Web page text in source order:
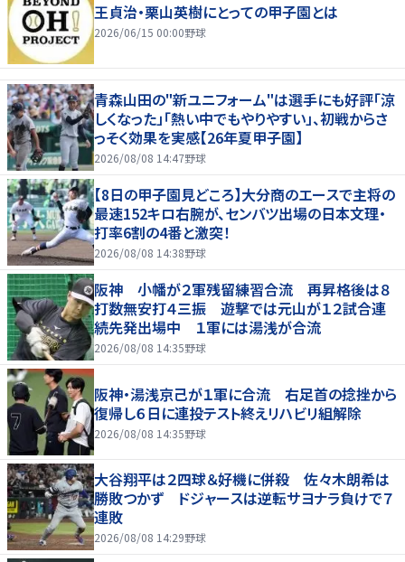
王貞治・栗山英樹にとっての甲子園とは
2026/06/15 00:00野球
青森山田の"新ユニフォーム"は選手にも好評「涼
しくなった」「熱い中でもやりやすい」、初戦からさ
っそく効果を実感【26年夏甲子園】
2026/08/08 14:47野球
【8日の甲子園見どころ】大分商のエースで主将の
最速152キロ右腕が、センバツ出場の日本文理・
打率6割の4番と激突！
2026/08/08 14:38野球
阪神 小幡が２軍残留練習合流 再昇格後は８
打数無安打４三振 遊撃では元山が１２試合連
続先発出場中 １軍には湯浅が合流
2026/08/08 14:35野球
阪神・湯浅京己が１軍に合流 右足首の捻挫から
復帰し６日に連投テスト終えリハビリ組解除
2026/08/08 14:35野球
大谷翔平は２四球＆好機に併殺 佐々木朗希は
勝敗つかず ドジャースは逆転サヨナラ負けで７
連敗
2026/08/08 14:29野球